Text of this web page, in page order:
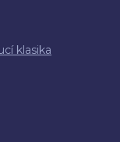
klasika